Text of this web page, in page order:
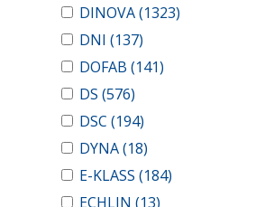
DINOVA(1323)
DNI (137)
DOFAB (141)
DS (576)
DSC (194)
DYNA(18)
E-KLASS (184)
ECHLIN (13)